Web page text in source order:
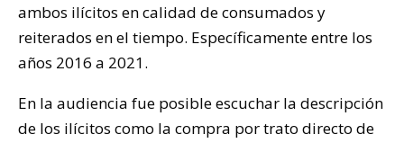
ambos ilícitos en calidad de consumados y
reiterados en el tiempo. Específicamente entre los
años 2016 a 2021.
En la audiencia fue posible escuchar la descripción
de los ilícitos como la compra por trato directo de